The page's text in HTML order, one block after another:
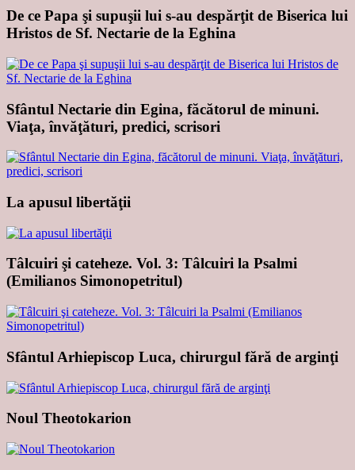
De ce Papa şi supuşii lui s-au despărţit de Biserica lui
Hristos de Sf. Nectarie de la Eghina
Sfântul Nectarie din Egina, făcătorul de minuni.
Viaţa, învăţături, predici, scrisori
La apusul libertăţii
Tâlcuiri şi cateheze. Vol. 3: Tâlcuiri la Psalmi
(Emilianos Simonopetritul)
Sfântul Arhiepiscop Luca, chirurgul fără de arginţi
Noul Theotokarion